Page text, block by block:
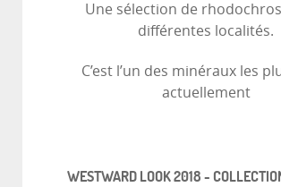
Une sélection de
différentes localités.
C’est l’un des minéraux les
actuellement
WESTWARD LOOK 2018 -